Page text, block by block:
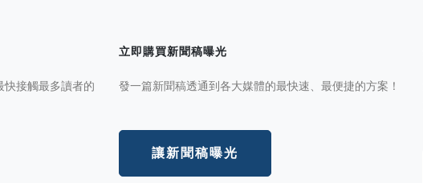
接觸最多讀者的
立即購買新聞稿曝光
發一篇新聞稿透通到各大媒體的最快速、最便捷的方案！
讓新聞稿曝光